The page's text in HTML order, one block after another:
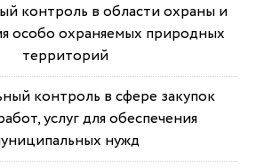
контроль в области охраны и
особо охраняемых природных
территорий
контроль в сфере закупок
услуг для обеспечения
нужд